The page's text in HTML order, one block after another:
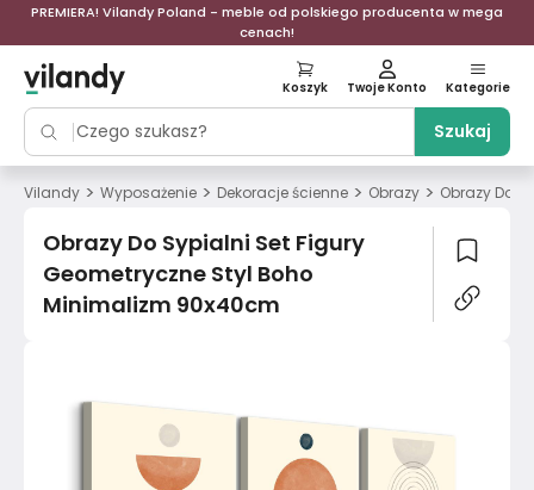
PREMIERA! Vilandy Poland - meble od polskiego producenta w mega
cenach!
Szukaj
Koszyk Twoje Konto Kategorie
Vilandy > Wyposażenie > Dekoracje ścienne > Obrazy > Obrazy Do
Obrazy Do Sypialni Set Figury
Geometryczne Styl Boho
Minimalizm 90x40cm